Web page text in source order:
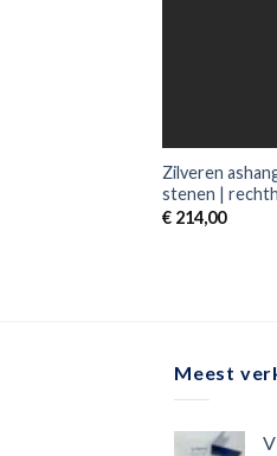
Zilveren
stenen |
€214,00
Meest